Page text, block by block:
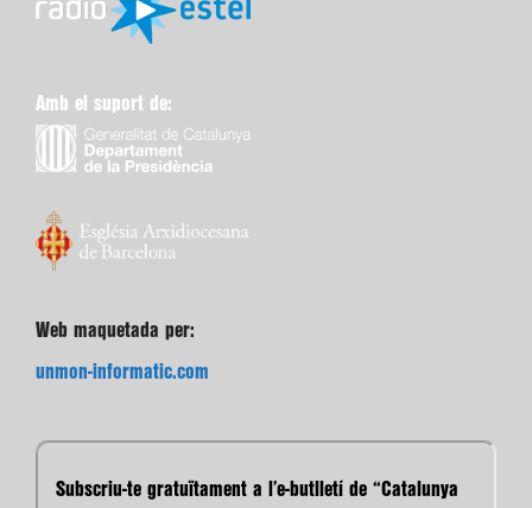
Amb el suport de:
Web maquetada per:
unmon-informatic.com
Subscriu-te gratuïtament a l’e-butlletí de “Catalunya